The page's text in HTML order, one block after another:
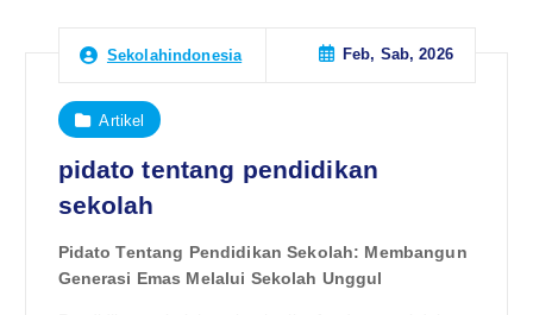
Sekolahindonesia Feb, Sab, 2026
Artikel
pidato tentang pendidikan
sekolah
Pidato Tentang Pendidikan Sekolah: Membangun
Generasi Emas Melalui Sekolah Unggul